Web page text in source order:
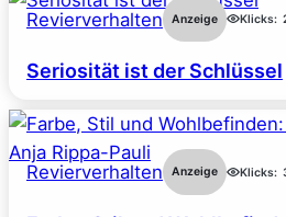
Revierverhalten Anzeige Klicks:
Seriosität ist der Schlüssel
Revierverhalten Anzeige Klicks: